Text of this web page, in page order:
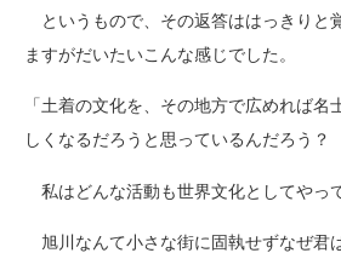
というもので、その返答ははっきりと
ますがだいたいこんな感じでした。
「土着の文化を、その地方で広めれば名
しくなるだろうと思っているんだろう？
私はどんな活動も世界文化としてやっ
旭川なんて小さな街に固執せずなぜ君